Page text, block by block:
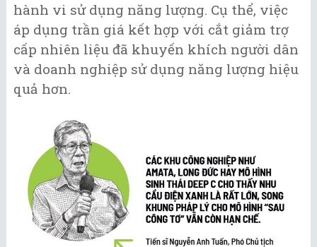
hành vi sử dụng năng lượng. Cụ thể, việc
áp dụng trần giá kết hợp với cắt giảm trợ
cấp nhiên liệu đã khuyến khích người dân
và doanh nghiệp sử dụng năng lượng hiệu
quả hơn.